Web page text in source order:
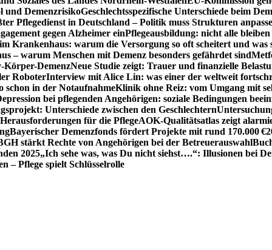
und DemenzrisikoGeschlechtsspezifische Unterschiede beim
Pflegedienst in Deutschland – Politik muss Strukturen
gegen Alzheimer einPflegeausbildung: nicht alle bleiben
Krankenhaus: warum die Versorgung so oft scheitert und was
– warum Menschen mit Demenz besonders gefährdet sind
Körper-DemenzNeue Studie zeigt: Trauer und finanzielle
RoboterInterview mit Alice Lin: was einer der weltweit
schon in der NotaufnahmeKlinik ohne Reiz: vom Umgang mit
bei pflegenden Angehörigen: soziale Bedingungen
Unterschiede zwischen den Geschlechtern
für die PflegeAOK-Qualitätsatlas zeigt
Bayerischer Demenzfonds fördert Projekte mit rund 170.000 €
stärkt Rechte von Angehörigen bei der Betreuerauswahl
2025„Ich sehe was, was Du nicht siehst….“: Illusionen bei
– Pflege spielt Schlüsselrolle